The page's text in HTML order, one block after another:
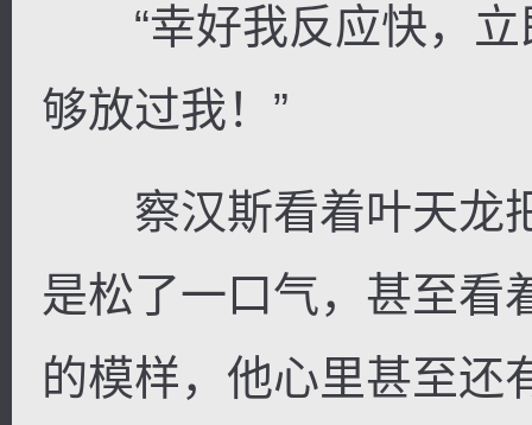
“幸好我反应快，立
够放过我！”
察汉斯看着叶天龙
是松了一口气，甚至看
的模样，他心里甚至还